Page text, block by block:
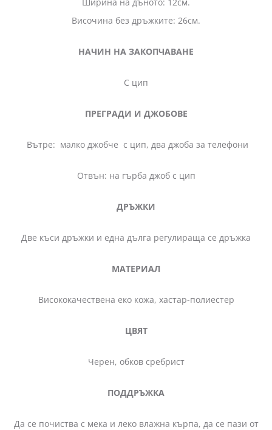
Височина без дръжките: 26см.
НАЧИН НА ЗАКОПЧАВАНЕ
С цип
ПРЕГРАДИ И ДЖОБОВЕ
Вътре: малко джобче с цип, два джоба за телефони
Отвън: на гърба джоб с цип
ДРЪЖКИ
Две къси дръжки и една дълга регулираща се дръжка
МАТЕРИАЛ
Висококачествена еко кожа, хастар-полиестер
ЦВЯТ
Черен, обков сребрист
ПОДДРЪЖКА
Да се почиства с мека и леко влажна кърпа, да се пази от